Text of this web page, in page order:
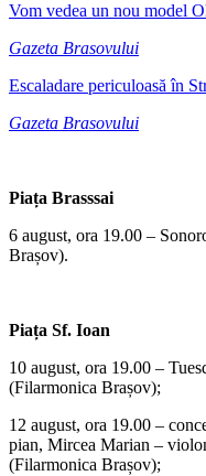
Vom vedea un nou model
Gazeta Brasovului
Escaladare periculoasă în
Gazeta Brasovului
Piața Brasssai
6 august, ora 19.00 –
Brașov).
Piața Sf. Ioan
10 august, ora 19.00 –
(Filarmonica Brașov);
12 august, ora 19.00 –
pian, Mircea Marian –
(Filarmonica Brașov);